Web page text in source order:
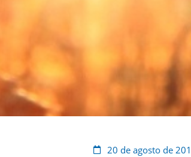
20 de agosto de